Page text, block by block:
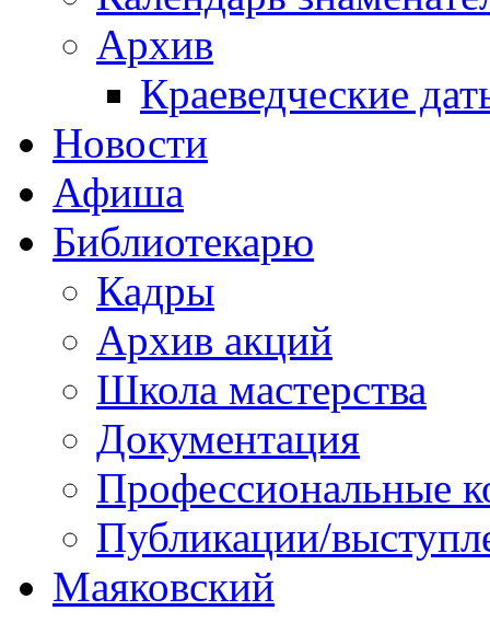
Архив
Краеведческие
Новости
Афиша
Библиотекарю
Кадры
Архив акций
Школа мастерства
Документация
Профессиональные
Публикации/
Маяковский